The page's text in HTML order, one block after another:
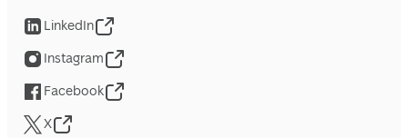
LinkedIn
Instagram
Facebook
X